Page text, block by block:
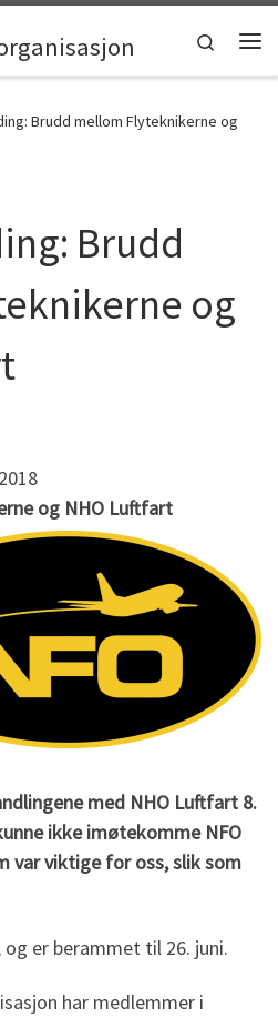
Search
Brudd mellom Flyteknikerne og
Brudd
og
og NHO Luftfart
med NHO Luftfart 8.
ikke imøtekomme NFO
var viktige for oss, slik som
er berammet til 26. juni.
har medlemmer i